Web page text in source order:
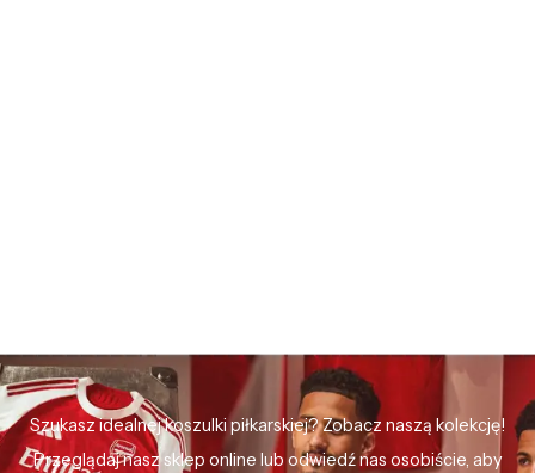
Szukasz idealnej koszulki piłkarskiej? Zobacz naszą kolekcję!
Przeglądaj nasz sklep online lub odwiedź nas osobiście, aby